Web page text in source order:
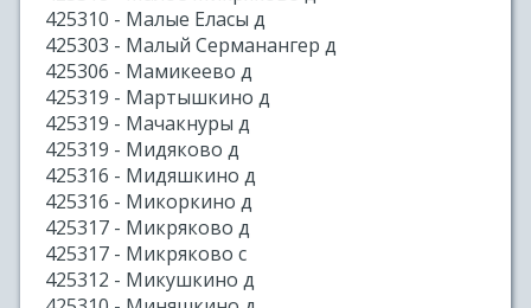
425310 - Малые Еласы д
425303 - Малый Серманангер д
425306 - Мамикеево д
425319 - Мартышкино д
425319 - Мачакнуры д
425319 - Мидяково д
425316 - Мидяшкино д
425316 - Микоркино д
425317 - Микряково д
425317 - Микряково с
425312 - Микушкино д